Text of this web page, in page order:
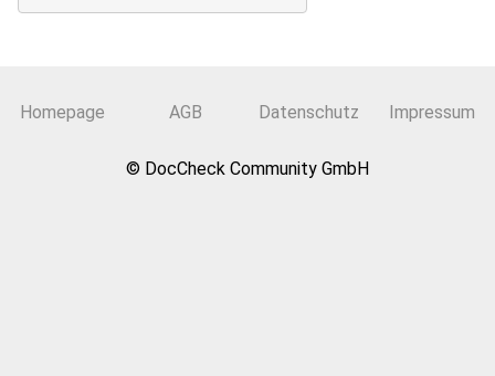
Homepage AGB Datenschutz Impressum
© DocCheck Community GmbH